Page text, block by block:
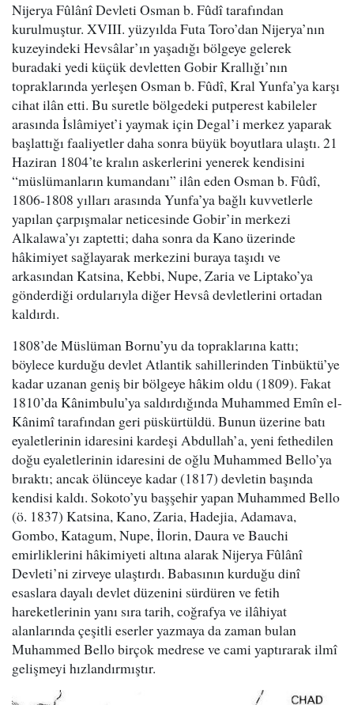
Nijerya Fûlânî Devleti Osman b. Fûdî tarafından
kurulmuştur. XVIII. yüzyılda Futa Toro’dan Nijerya’nın
kuzeyindeki Hevsâlar’ın yaşadığı bölgeye gelerek
buradaki yedi küçük devletten Gobir Krallığı’nın
topraklarında yerleşen Osman b. Fûdî, Kral Yunfa’ya karşı
cihat ilân etti. Bu suretle bölgedeki putperest kabileler
arasında İslâmiyet’i yaymak için Degal’i merkez yaparak
başlattığı faaliyetler daha sonra büyük boyutlara ulaştı. 21
Haziran 1804’te kralın askerlerini yenerek kendisini
“müslümanların kumandanı” ilân eden Osman b. Fûdî,
1806-1808 yılları arasında Yunfa’ya bağlı kuvvetlerle
yapılan çarpışmalar neticesinde Gobir’in merkezi
Alkalawa’yı zaptetti; daha sonra da Kano üzerinde
hâkimiyet sağlayarak merkezini buraya taşıdı ve
arkasından Katsina, Kebbi, Nupe, Zaria ve Liptako’ya
gönderdiği ordularıyla diğer Hevsâ devletlerini ortadan
kaldırdı.
1808’de Müslüman Bornu’yu da topraklarına kattı;
böylece kurduğu devlet Atlantik sahillerinden Tinbüktü’ye
kadar uzanan geniş bir bölgeye hâkim oldu (1809). Fakat
1810’da Kânimbulu’ya saldırdığında Muhammed Emîn el-
Kânimî tarafından geri püskürtüldü. Bunun üzerine batı
eyaletlerinin idaresini kardeşi Abdullah’a, yeni fethedilen
doğu eyaletlerinin idaresini de oğlu Muhammed Bello’ya
bıraktı; ancak ölünceye kadar (1817) devletin başında
kendisi kaldı. Sokoto’yu başşehir yapan Muhammed Bello
(ö. 1837) Katsina, Kano, Zaria, Hadejia, Adamava,
Gombo, Katagum, Nupe, İlorin, Daura ve Bauchi
emirliklerini hâkimiyeti altına alarak Nijerya Fûlânî
Devleti’ni zirveye ulaştırdı. Babasının kurduğu dinî
esaslara dayalı devlet düzenini sürdüren ve fetih
hareketlerinin yanı sıra tarih, coğrafya ve ilâhiyat
alanlarında çeşitli eserler yazmaya da zaman bulan
Muhammed Bello birçok medrese ve cami yaptırarak ilmî
gelişmeyi hızlandırmıştır.